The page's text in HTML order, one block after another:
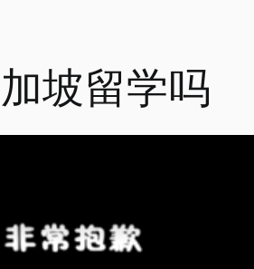
坡留学吗